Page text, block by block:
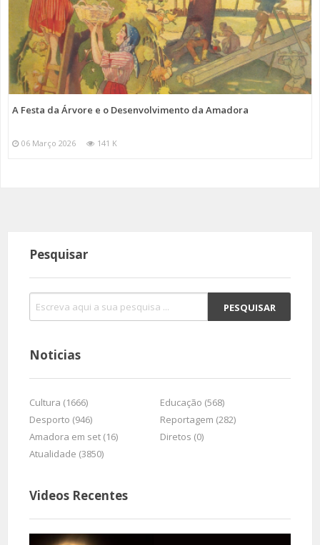
A Festa da Árvore e o Desenvolvimento da Amadora
06 Março 2026 141 K
Pesquisar
Noticias
Cultura (1666)
Educação (568)
Desporto (946)
Reportagem (282)
Amadora em set (16)
Diretos (0)
Atualidade (3850)
Videos Recentes